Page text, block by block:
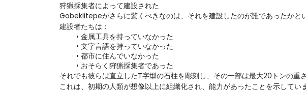
狩猟採集者によって建設された
Göbeklitepeがさらに驚くべきなのは、それを建設したのが誰であったかと
建設者たちは：
金属工具を持っていなかった
文字言語を持っていなかった
都市に住んでいなかった
おそらく狩猟採集者であった
それでも彼らは直立したT字型の石柱を彫刻し、その一部は最大20トンの重
これは、初期の人類が想像以上に組織化され、能力があったことを示してい